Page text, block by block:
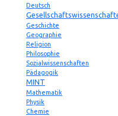
Deutsch
Geschichte
Geographie
Religion
Philosophie
Sozialwissenschaften
Pädagogik
MINT
Mathematik
Physik
Chemie